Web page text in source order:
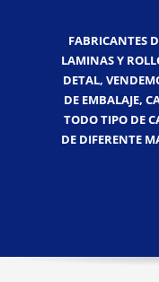
FABRICANTES
LAMINAS Y
DETAL,
DE EMBALAJE,
TODO TIPO DE
DE DIFERENTE